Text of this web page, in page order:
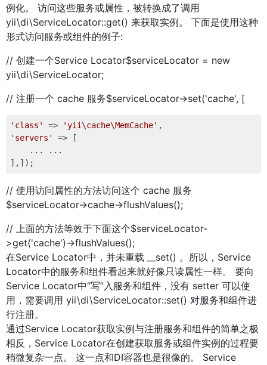
例化。 访问这些服务或属性，被转换成了调用
yii\di\ServiceLocator::get() 来获取实例。 下面是使用这种
形式访问服务或组件的例子:
// 创建一个Service Locator$serviceLocator = new
yii\di\ServiceLocator;
// 注册一个 cache 服务$serviceLocator->set('cache', [
'class' => 'yii\cache\MemCache'
'servers'
=> [
    ... ...
// 使用访问属性的方法访问这个 cache 服务
$serviceLocator->cache->flushValues();
// 上面的方法等效于下面这个$serviceLocator-
>get('cache')->flushValues();
在Service Locator中，并未重载 __set() 。所以，Service
Locator中的服务和组件看起来就好像只读属性一样。 要向
Service Locator中“写”入服务和组件，没有 setter 可以使
用，需要调用 yii\di\ServiceLocator::set() 对服务和组件进
行注册。
通过Service Locator获取实例与注册服务和组件的简单之极
相反，Service Locator在创建获取服务或组件实例的过程要
稍微复杂一点。 这一点和DI容器也是很像的。 Service